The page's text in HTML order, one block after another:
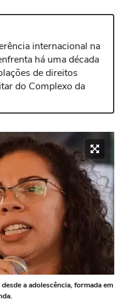
internacional na
há uma década
de direitos
do Complexo da
a adolescência, formada em